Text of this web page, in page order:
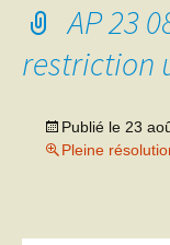
AP 23
restriction
Publié le 23
Pleine